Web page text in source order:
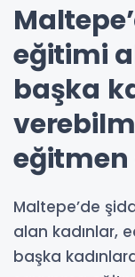
eğitimi
başka
eğitmen
Maltepe’de
alan kadınlar,
başka